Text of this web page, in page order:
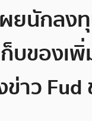
ยนักลง
บของเ
าว Fud